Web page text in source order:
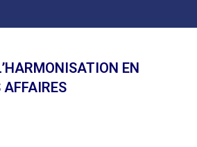
EN
AFFAIRES